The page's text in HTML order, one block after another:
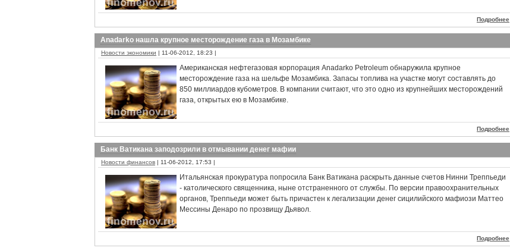
Подробнее
Anadarko нашла крупное месторождение газа в Мозамбике
Новости экономики | 11-06-2012, 18:23 |
Американская нефтегазовая корпорация Anadarko Petroleum обнаружила крупное
месторождение газа на шельфе Мозамбика. Запасы топлива на участке могут составлять до
850 миллиардов кубометров. В компании считают, что это одно из крупнейших месторождений
газа, открытых ею в Мозамбике.
Подробнее
Банк Ватикана заподозрили в отмывании денег мафии
Новости финансов | 11-06-2012, 17:53 |
Итальянская прокуратура попросила Банк Ватикана раскрыть данные счетов Нинни Треппьеди
- католического священника, ныне отстраненного от службы. По версии правоохранительных
органов, Треппьеди может быть причастен к легализации денег сицилийского мафиози Маттео
Мессины Денаро по прозвищу Дьявол.
Подробнее